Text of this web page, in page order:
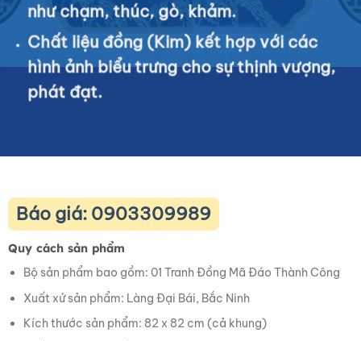
như chạm, thúc, gò, khảm.
Chất liệu đồng (Kim) kết hợp với các
hình ảnh biểu trưng cho sự thịnh vượng,
phát đạt.
Báo giá: 0903309989
Quy cách sản phẩm
Bộ sản phẩm bao gồm: 01 Tranh Đồng Mã Đáo Thành Công
Xuất xứ sản phẩm: Làng Đại Bái, Bắc Ninh
Kích thước sản phẩm: 82 x 82 cm (cả khung)